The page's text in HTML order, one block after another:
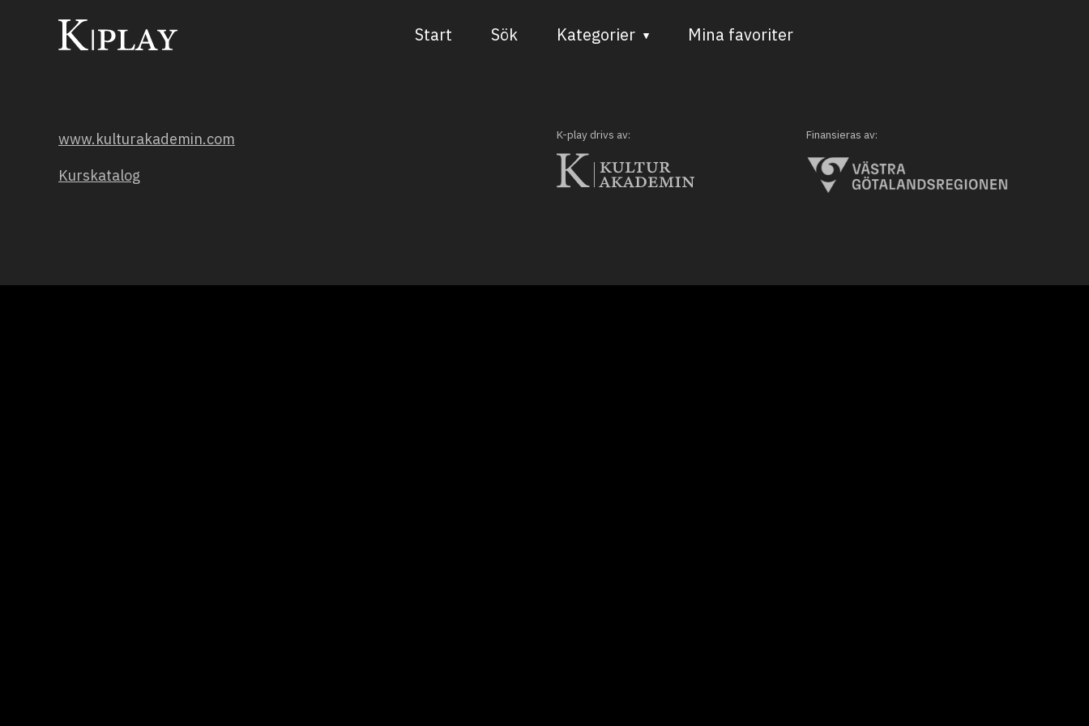
Start Sök Kategorier
Dans
Musik
Mina favoriter
www.kulturakademin.com
Kurskatalog
K-play drivs av: Finansieras av: